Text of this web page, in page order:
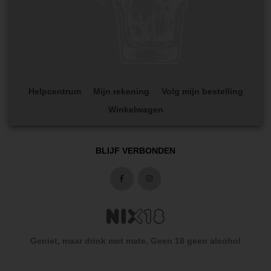
Helpcentrum Mijn rekening
Volg mijn bestelling
Winkelwagen
BLIJF VERBONDEN
Geniet, maar drink met mate. Geen 18 geen alcohol